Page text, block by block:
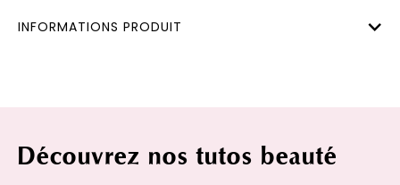
INFORMATIONS PRODUIT
Découvrez nos tutos beauté